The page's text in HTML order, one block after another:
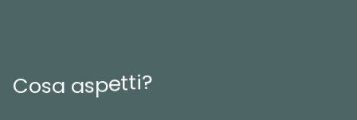
Cosa aspetti?